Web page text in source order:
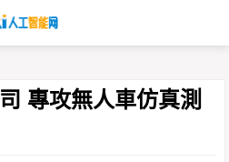
專攻無人車仿真測